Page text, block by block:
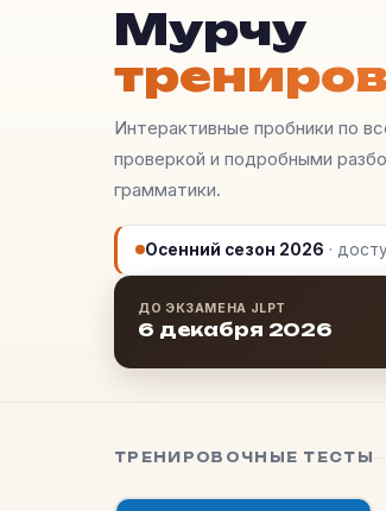
Мурчу
Интерактивные пробники по
проверкой и подробными
грамматики.
Осенний сезон 2026 ·
ДО ЭКЗАМЕНА JLPT
6 декабря 2026
ТРЕНИРОВОЧНЫЕ ТЕСТЫ